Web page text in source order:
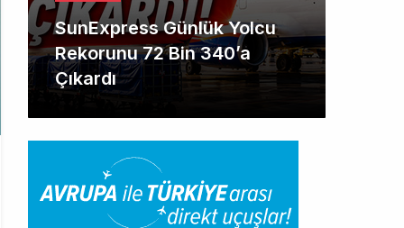
SunExpress Günlük Yolcu
Rekorunu 72 Bin 340’a
Çıkardı